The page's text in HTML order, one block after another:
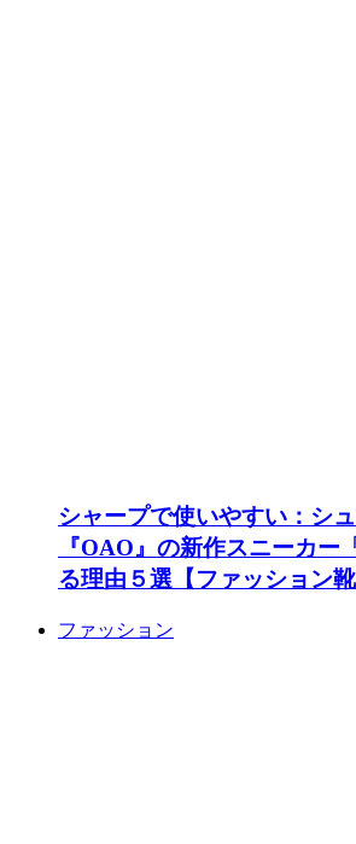
シャープで使いやすい：シ
『OAO』の新作スニーカー
る理由５選【ファッション靴
ファッション